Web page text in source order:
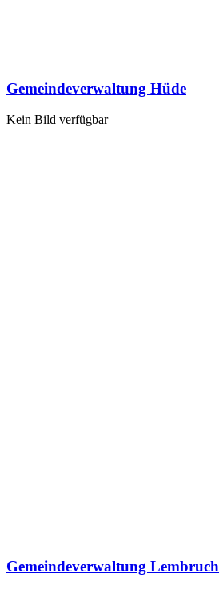
Gemeindeverwaltung Hüde
Kein Bild verfügbar
Gemeindeverwaltung Lembruch